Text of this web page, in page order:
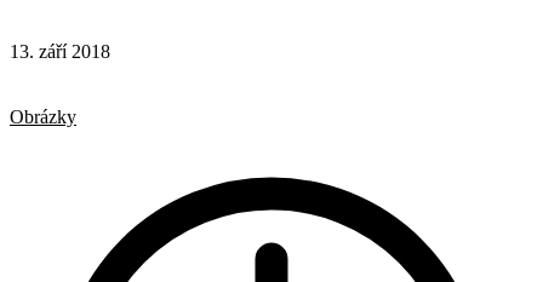
13. září 2018
Obrázky